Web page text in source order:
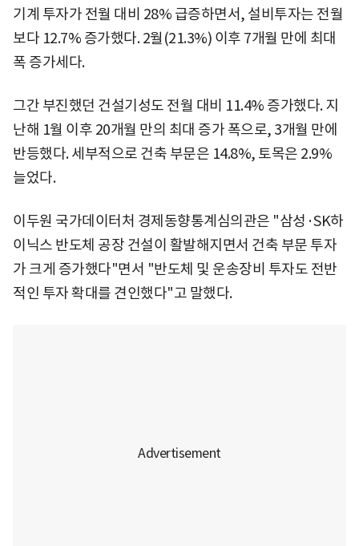
기계 투자가 전월 대비 28% 급증하면서, 설비투자는 전월
보다 12.7% 증가했다. 2월(21.3%) 이후 7개월 만에 최대
폭 증가세다.
그간 부진했던 건설기성도 전월 대비 11.4% 증가했다. 지
난해 1월 이후 20개월 만의 최대 증가 폭으로, 3개월 만에
반등했다. 세부적으로 건축 부문은 14.8%, 토목은 2.9%
늘었다.
이두원 국가데이터처 경제동향통계심의관은 "삼성·SK하
이닉스 반도체 공장 건설이 활발해지면서 건축 부문 투자
가 크게 증가했다"면서 "반도체 및 운송장비 투자도 전반
적인 투자 확대를 견인했다"고 말했다.